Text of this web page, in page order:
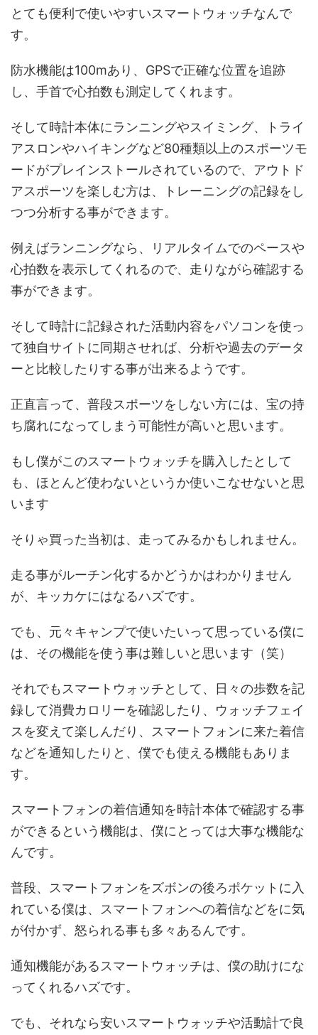
とても便利で使いやすいスマートウォッチなんで
す。
防水機能は100mあり、GPSで正確な位置を追跡
し、手首で心拍数も測定してくれます。
そして時計本体にランニングやスイミング、トライ
アスロンやハイキングなど80種類以上のスポーツモ
ードがプレインストールされているので、アウトド
アスポーツを楽しむ方は、トレーニングの記録をし
つつ分析する事ができます。
例えばランニングなら、リアルタイムでのペースや
心拍数を表示してくれるので、走りながら確認する
事ができます。
そして時計に記録された活動内容をパソコンを使っ
て独自サイトに同期させれば、分析や過去のデータ
ーと比較したりする事が出来るようです。
正直言って、普段スポーツをしない方には、宝の持
ち腐れになってしまう可能性が高いと思います。
もし僕がこのスマートウォッチを購入したとして
も、ほとんど使わないというか使いこなせないと思
います
そりゃ買った当初は、走ってみるかもしれません。
走る事がルーチン化するかどうかはわかりません
が、キッカケにはなるハズです。
でも、元々キャンプで使いたいって思っている僕に
は、その機能を使う事は難しいと思います（笑）
それでもスマートウォッチとして、日々の歩数を記
録して消費カロリーを確認したり、ウォッチフェイ
スを変えて楽しんだり、スマートフォンに来た着信
などを通知したりと、僕でも使える機能もありま
す。
スマートフォンの着信通知を時計本体で確認する事
ができるという機能は、僕にとっては大事な機能な
んです。
普段、スマートフォンをズボンの後ろポケットに入
れている僕は、スマートフォンへの着信などをに気
が付かず、怒られる事も多々あるんです。
通知機能があるスマートウォッチは、僕の助けにな
ってくれるハズです。
でも、それなら安いスマートウォッチや活動計で良